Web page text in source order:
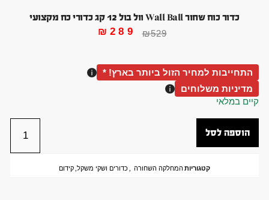
כדור כוח שחור Wall Ball וול בול 12 קג כדורי כח מקצועי
₪529
₪ 289
התחייבות למחיר הזול ביותר בארץ! *
מדיניות משלוחים
קיים במלאי
הוספה לסל
קטגוריותהמחלקה השחורה ,כדורים ושקי משקל,קידום